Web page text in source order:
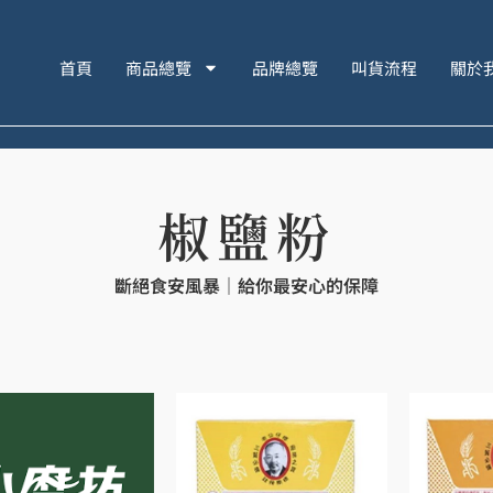
首頁 商品總覽 品牌總覽 叫貨流程 關於
椒鹽粉
斷絕食安風暴｜給你最安心的保障